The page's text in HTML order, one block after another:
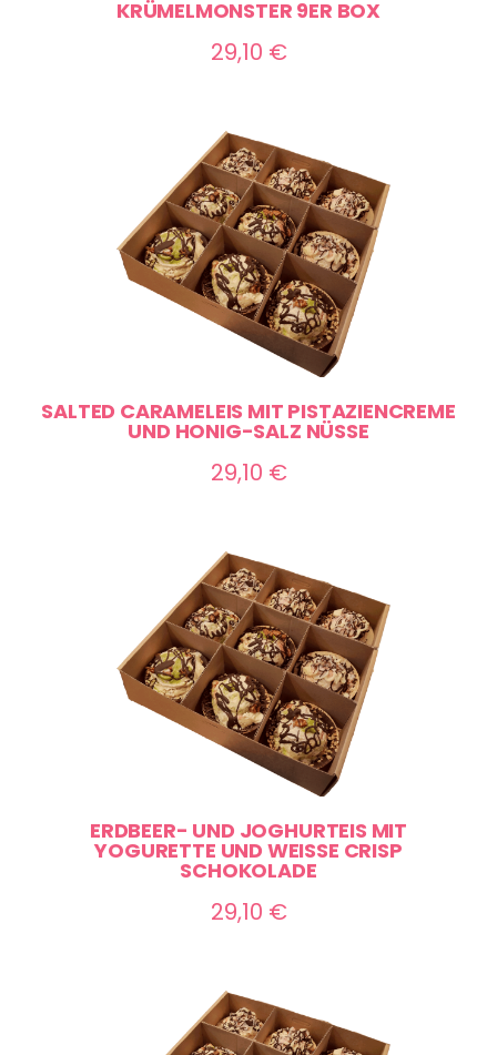
KRÜMELMONSTER 9ER BOX
29,10 €
SALTED CARAMELEIS MIT PISTAZIENCREME
UND HONIG-SALZ NÜSSE
29,10 €
ERDBEER- UND JOGHURTEIS MIT
YOGURETTE UND WEISSE CRISP S
CHOKOLADE
29,10 €